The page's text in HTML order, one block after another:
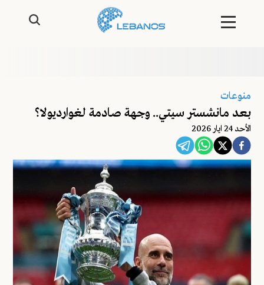
منوعات
بعد مانشستر سيتي.. وجهة صادمة لغوارديولا؟
اﻷحد 24 ايار 2026